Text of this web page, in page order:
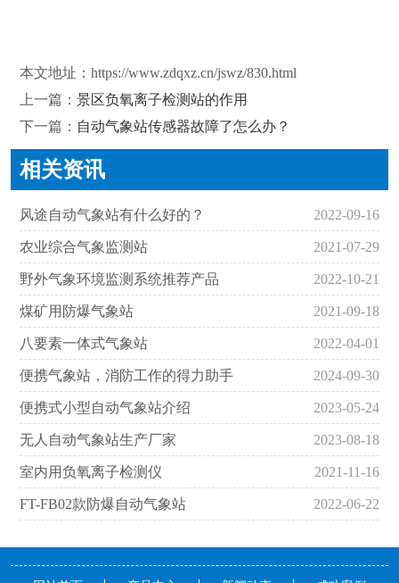
本文地址： https://www.zdqxz.cn/jswz/830.html
上一篇： 景区负氧离子检测站的作用
下一篇： 自动气象站传感器故障了怎么办？
相关资讯
风途自动气象站有什么好的？ 2022-09-16
农业综合气象监测站 2021-07-29
野外气象环境监测系统推荐产品 2022-10-21
煤矿用防爆气象站 2021-09-18
八要素一体式气象站 2022-04-01
便携气象站，消防工作的得力助手 2024-09-30
便携式小型自动气象站介绍 2023-05-24
无人自动气象站生产厂家 2023-08-18
室内用负氧离子检测仪 2021-11-16
FT-FB02款防爆自动气象站 2022-06-22